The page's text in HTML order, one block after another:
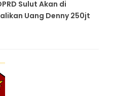
Sulut Akan di
Uang Denny 250jt